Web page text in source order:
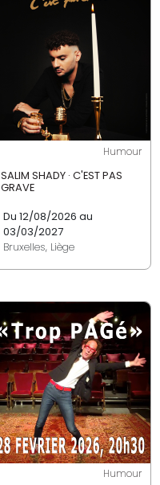
Humour
SALIM SHADY · C'EST PAS
GRAVE
Du 12/08/2026 au
03/03/2027
Bruxelles, Liège
Humour